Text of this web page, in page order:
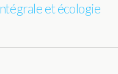
et écologie